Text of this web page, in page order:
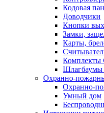
Кодовая
Доводчики
Кнопки
Замки,
Карты,
Шлагбаумы
Охранно-
Охранно-
Умный дом